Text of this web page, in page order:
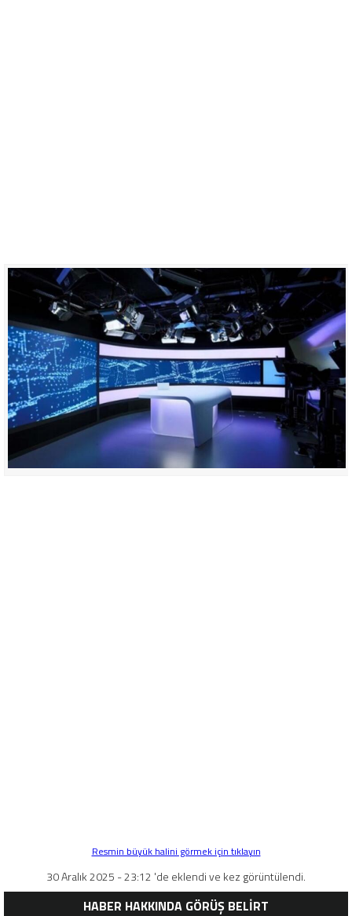
Resmin büyük halini görmek için tıklayın
30 Aralık 2025 - 23:12 'de eklendi ve kez görüntülendi.
HABER HAKKINDA GÖRÜŞ BELİRT